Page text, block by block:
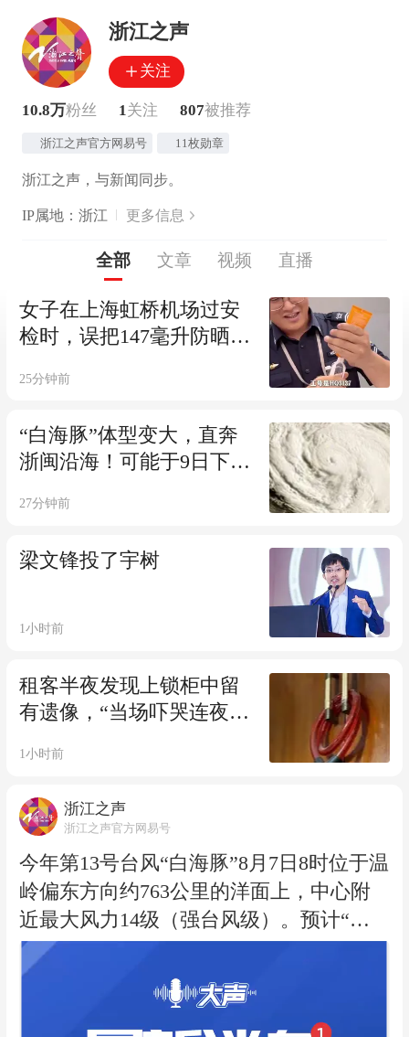
浙江之声
关注
10.8万粉丝 1 关注 807被推荐
浙江之声官方网易号 11枚勋章
浙江之声，与新闻同步。
IP属地：浙江 更多信息
全部 文章 视频 直播
女子在上海虹桥机场过安
检时，误把147毫升防晒霜
一幕出乎她的意料：我遇
HQ3137！
25分钟前
“白海豚”体型变大，直奔
浙闽沿海！可能于9日下午
北部沿海地区登陆，浙江
应至Ⅲ级
27分钟前
梁文锋投了宇树
1小时前
租客半夜发现上锁柜中留
有遗像，“当场吓哭连夜搬
平台拒退中介费；当事
1小时前
浙江之声
浙江之声官方网易号
今年第13号台风“白海豚”8月7日8时位于温
岭偏东方向约763公里的洋面上，中心附
近最大风力14级（强台风级）。预计“白
海豚”将以每小时15-20公里左右的速度向
偏西方向移动，强度变化不大或略有增
强。受“白海豚”影响，今天明天东海海域